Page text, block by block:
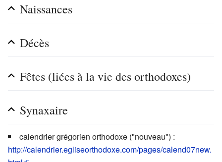
Naissances
Décès
Fêtes (liées à la vie des orthodoxes)
Synaxaire
calendrier grégorien orthodoxe ("nouveau") :
http://calendrier.egliseorthodoxe.com/pages/calend07new.